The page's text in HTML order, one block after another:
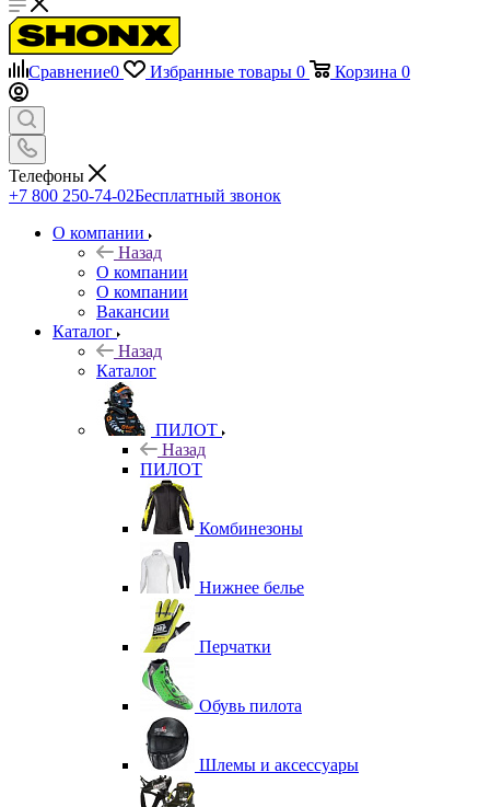
Сравнение0 Избранные товары 0 Корзина 0
Телефоны
+7 800 250-74-02Бесплатный звонок
О компании
Назад
О компании
О компании
Вакансии
Каталог
Назад
Каталог
ПИЛОТ
Назад
ПИЛОТ
Комбинезоны
Нижнее белье
Перчатки
Обувь пилота
Шлемы и аксессуары